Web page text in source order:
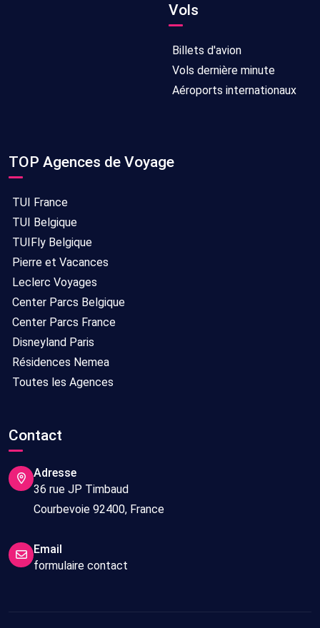
Vols
Billets d'avion
Vols dernière minute
Aéroports internationaux
TOP Agences de Voyage
TUI France
TUI Belgique
TUIFly Belgique
Pierre et Vacances
Leclerc Voyages
Center Parcs Belgique
Center Parcs France
Disneyland Paris
Résidences Nemea
Toutes les Agences
Contact
Adresse
36 rue JP Timbaud
Courbevoie 92400, France
Email
formulaire contact